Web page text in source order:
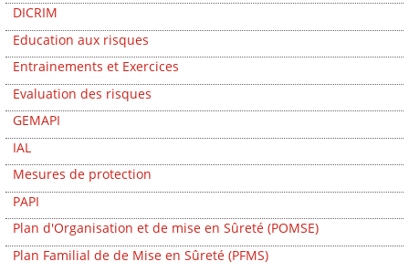
DICRIM
Education aux risques
Entrainements et Exercices
Evaluation des risques
GEMAPI
IAL
Mesures de protection
PAPI
Plan d'Organisation et de mise en Sûreté (POMSE)
Plan Familial de de Mise en Sûreté (PFMS)